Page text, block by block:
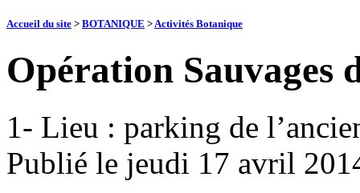
Accueil du site > BOTANIQUE >Activités Botanique
Opération Sauvages
1- Lieu : parking de
Publié le jeudi 17 avril